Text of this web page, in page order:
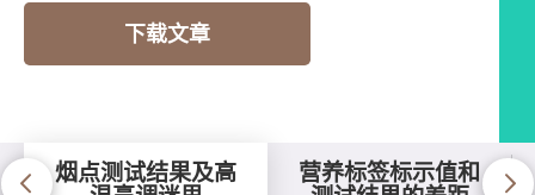
下载文章
烟点测试结果及高 营养标签标示值和